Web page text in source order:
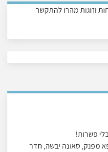
וזוגות מהרו להתקשר
פשרות!
מפנק, סאונה יבשה, חדר